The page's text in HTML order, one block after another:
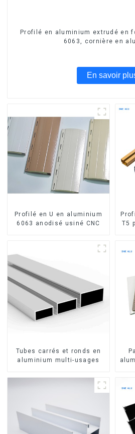
Profilé en aluminium extrudé en
6063, cornière en
En savoir
Profilé en U en aluminium
6063 anodisé usiné CNC
T5
Tubes carrés et ronds en
aluminium multi-usages